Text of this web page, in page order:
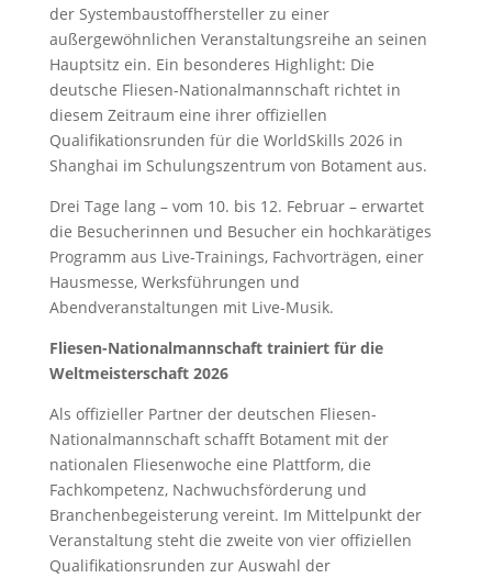
der Systembaustoffhersteller zu einer
außergewöhnlichen Veranstaltungsreihe an seinen
Hauptsitz ein. Ein besonderes Highlight: Die
deutsche Fliesen-Nationalmannschaft richtet in
diesem Zeitraum eine ihrer offiziellen
Qualifikationsrunden für die WorldSkills 2026 in
Shanghai im Schulungszentrum von Botament aus.
Drei Tage lang – vom 10. bis 12. Februar – erwartet
die Besucherinnen und Besucher ein hochkarätiges
Programm aus Live-Trainings, Fachvorträgen, einer
Hausmesse, Werksführungen und
Abendveranstaltungen mit Live-Musik.
Fliesen-Nationalmannschaft trainiert für die
Weltmeisterschaft 2026
Als offizieller Partner der deutschen Fliesen-
Nationalmannschaft schafft Botament mit der
nationalen Fliesenwoche eine Plattform, die
Fachkompetenz, Nachwuchsförderung und
Branchenbegeisterung vereint. Im Mittelpunkt der
Veranstaltung steht die zweite von vier offiziellen
Qualifikationsrunden zur Auswahl der